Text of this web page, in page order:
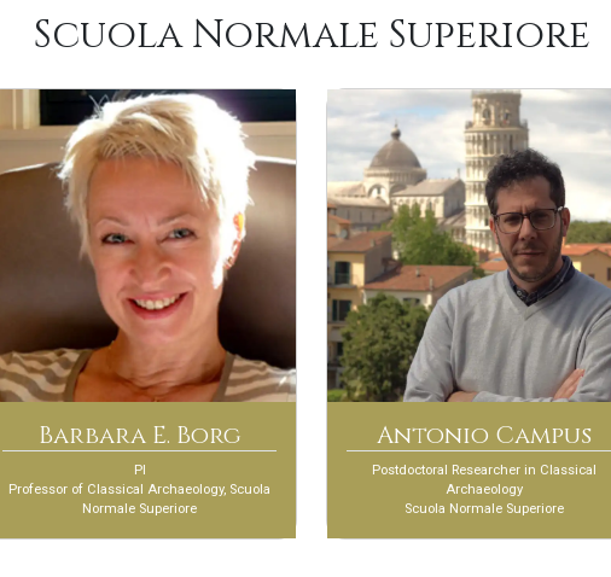
Scuola Normale Superiore
Barbara E. Borg
PI
Professor of Classical Archaeology, Scuola
Normale Superiore
Antonio Campus
Postdoctoral Researcher in Classical
Archaeology
Scuola Normale Superiore